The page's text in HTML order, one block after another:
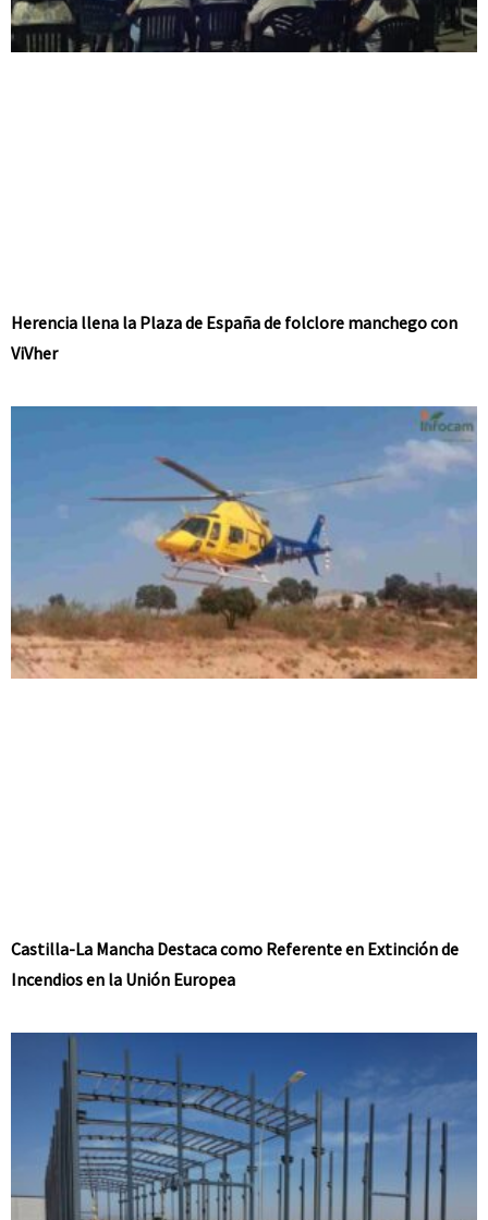
Herencia llena la Plaza de España de folclore manchego con
ViVher
Castilla-La Mancha Destaca como Referente en Extinción de
Incendios en la Unión Europea